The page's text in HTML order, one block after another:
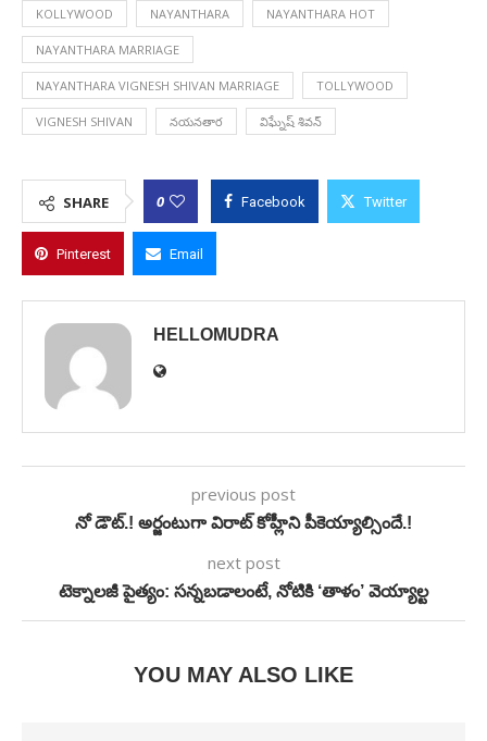
KOLLYWOOD NAYANTHARA NAYANTHARA HOT
NAYANTHARA MARRIAGE
NAYANTHARA VIGNESH SHIVAN MARRIAGE TOLLYWOOD
VIGNESH SHIVAN నయనతార విఘ్నేష్ శివన్
SHARE 0 Facebook Twitter
Pinterest Email
HELLOMUDRA
previous post
నో డౌట్.! అర్జంటుగా విరాట్ కోహ్లీని పీకెయ్యాల్సిందే.!
next post
టెక్నాలజీ పైత్యం: సన్నబడాలంటే, నోటికి ‘తాళం’ వెయ్యాల్ట
YOU MAY ALSO LIKE